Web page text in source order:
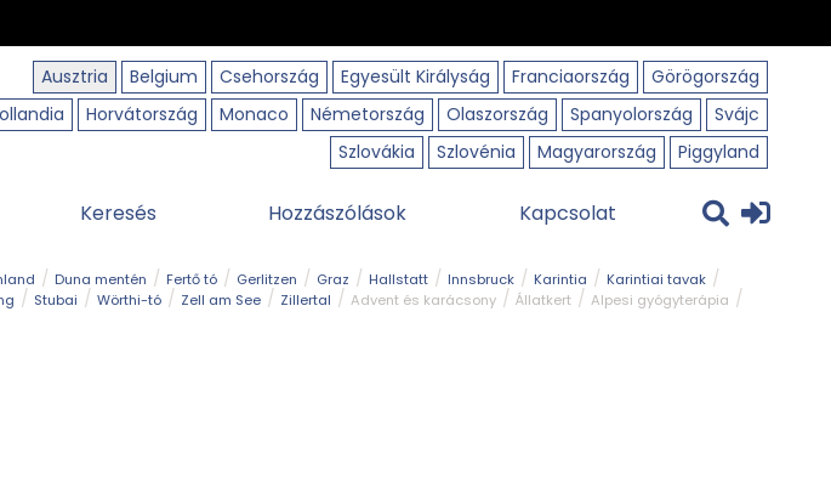
Ausztria
Belgium Csehország Egyesült Királyság Franciaország
Görögország
Horvátország Monaco Németország Olaszország Spanyolország
Svájc
Szlovákia
Szlovénia Magyarország Piggyland
Keresés Hozzászólások Kapcsolat
Duna mentén Fertő tó Gerlitzen Graz Hallstatt Innsbruck Karintia
Karintiai tavak
Stubai Wörthi-tó Zell am See Zillertal Advent és karácsony Állatkert
Alpesi gyógyterápia